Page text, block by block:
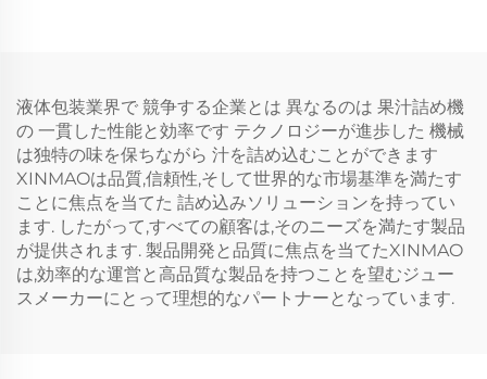
液体包装業界で 競争する企業とは 異なるのは 果汁詰め機
の 一貫した性能と効率です テクノロジーが進歩した 機械
は独特の味を保ちながら 汁を詰め込むことができます
XINMAOは品質,信頼性,そして世界的な市場基準を満たす
ことに焦点を当てた 詰め込みソリューションを持ってい
ます. したがって,すべての顧客は,そのニーズを満たす製品
が提供されます. 製品開発と品質に焦点を当てたXINMAO
は,効率的な運営と高品質な製品を持つことを望むジュー
スメーカーにとって理想的なパートナーとなっています.